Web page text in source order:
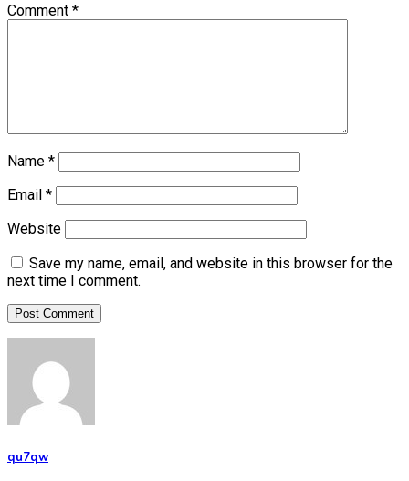
Comment *
Name *
Email *
Website
Save my name, email, and website in this browser for the
next time I comment.
qu7qw